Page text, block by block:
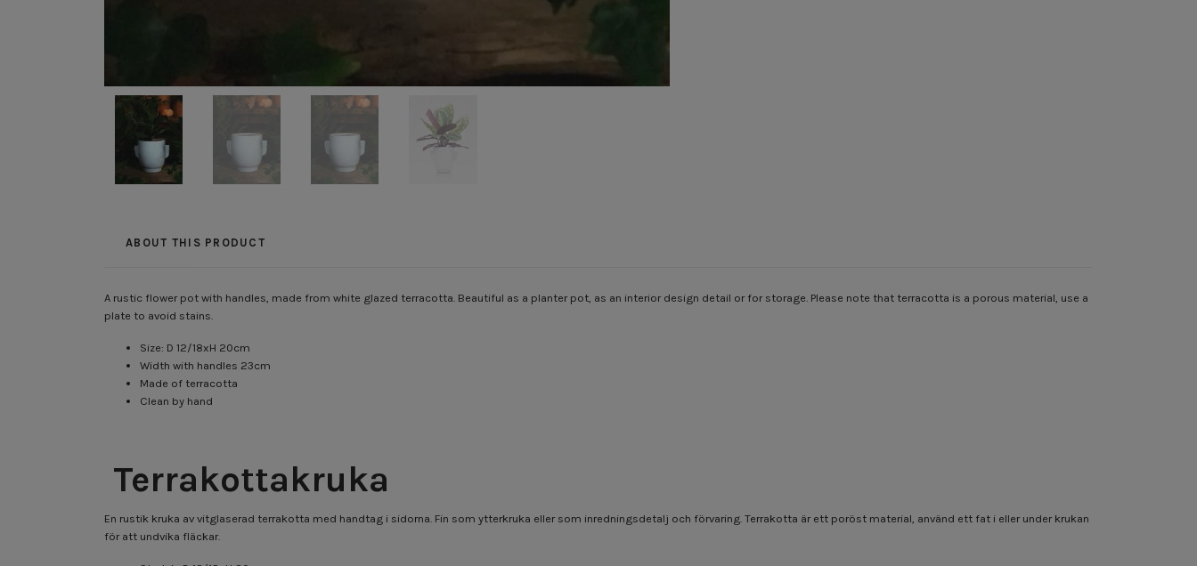
ABOUT THIS PRODUCT
A rustic flower pot with handles, made from white glazed terracotta. Beautiful as a planter pot, as an interior design detail or for storage. Please note that terracotta is a porous material, use a
plate to avoid stains.
Size: D 12/18xH 20cm
Width with handles 23cm
Made of terracotta
Clean by hand
Terrakottakruka
En rustik kruka av vitglaserad terrakotta med handtag i sidorna. Fin som ytterkruka eller som inredningsdetalj och förvaring. Terrakotta är ett poröst material, använd ett fat i eller under krukan
för att undvika fläckar.